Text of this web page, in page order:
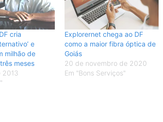
cria
e
milhão de
meses
2013
Explorernet chega ao DF
como a maior fibra óptica de
Goiás
20 de novembro de 2020
Em "Bons Serviços"